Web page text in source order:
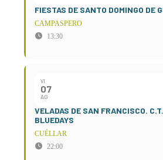
FIESTAS DE SANTO DOMINGO DE
CAMPASPERO
13:30
VI
07
AG
VELADAS DE SAN FRANCISCO.
BLUEDAYS
CUÉLLAR
22:00